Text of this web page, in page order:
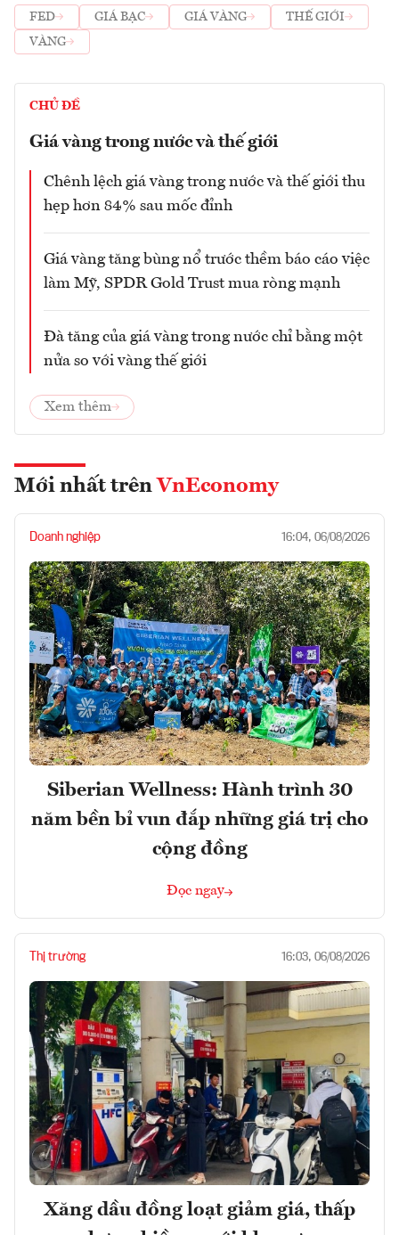
FED GIÁ BẠC GIÁ VÀNG
THẾ GIỚI
VÀNG
CHỦ ĐỀ
Giá vàng trong nước và thế giới
Chênh lệch giá vàng trong nước và thế giới thu
hẹp hơn 84% sau mốc đỉnh
Giá vàng tăng bùng nổ trước thềm báo cáo việc
làm Mỹ, SPDR Gold Trust mua ròng mạnh
Đà tăng của giá vàng trong nước chỉ bằng một
nửa so với vàng thế giới
Xem thêm
Mới nhất trên VnEconomy
Doanh nghiệp 16:04, 06/08/2026
Siberian Wellness: Hành trình 30
năm bền bỉ vun đắp những giá trị cho
cộng đồng
Đọc ngay
Thị trường 16:03, 06/08/2026
Xăng dầu đồng loạt giảm giá, thấp